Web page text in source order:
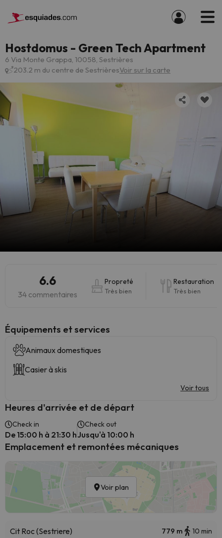
Hostdomus - Green Tech Apartment
6 Via Monte Grappa, 10058, Sestrières
203.2 m du centre de SestrièresVoir sur la carte
6.6
34 commentaires
Propreté
Très bien
Restauration
Très bien
​Équipements et services
Animaux domestiques
Casier à skis
Voir tous
Heures d'arrivée et de départ
Check in
De 15:00 h à 21:30 h
Check out
Jusqu'à 10:00 h
Emplacement et remontées mécaniques
Voir plan
Cit Roc (Sestriere) 779 m 10 min